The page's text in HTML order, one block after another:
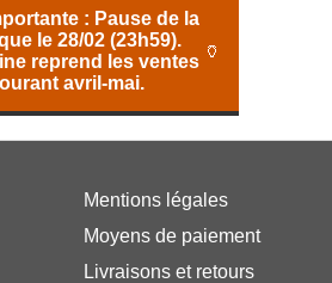
: Pause de la
le 28/02 (23h59).
reprend les ventes
avril-mai.
🏺
Mentions légales
Moyens de paiement
Livraisons et retours